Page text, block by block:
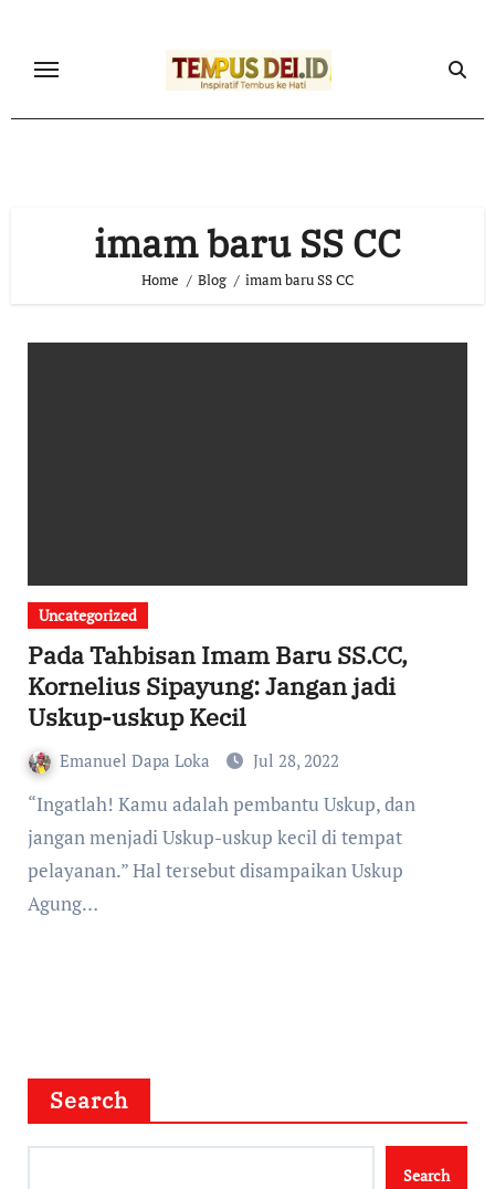
content
imam baru SS CC
Home Blog imam baru SS CC
Uncategorized
Pada Tahbisan Imam Baru SS.CC,
Kornelius Sipayung: Jangan jadi
Uskup-uskup Kecil
Emanuel Dapa Loka Jul 28, 2022
“Ingatlah! Kamu adalah pembantu Uskup, dan
jangan menjadi Uskup-uskup kecil di tempat
pelayanan.” Hal tersebut disampaikan Uskup
Agung…
Search
Search